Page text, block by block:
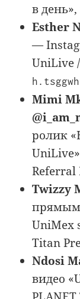
в
Esther
—
UniLive
Mimi
ролик
Referral
Twizzy
прямым
UniMex
Titan
Ndosi
видео